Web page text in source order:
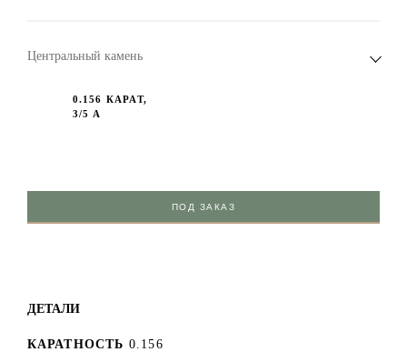
Центральный камень
0.156 КАРАТ,
3/5 А
ПОД ЗАКАЗ
ДЕТАЛИ
КАРАТНОСТЬ 0.156